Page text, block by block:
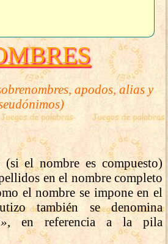
apodos, alias y
(si el nombre es compuesto)
en el nombre completo
el nombre se impone en el
también se denomina
, en referencia a la pila